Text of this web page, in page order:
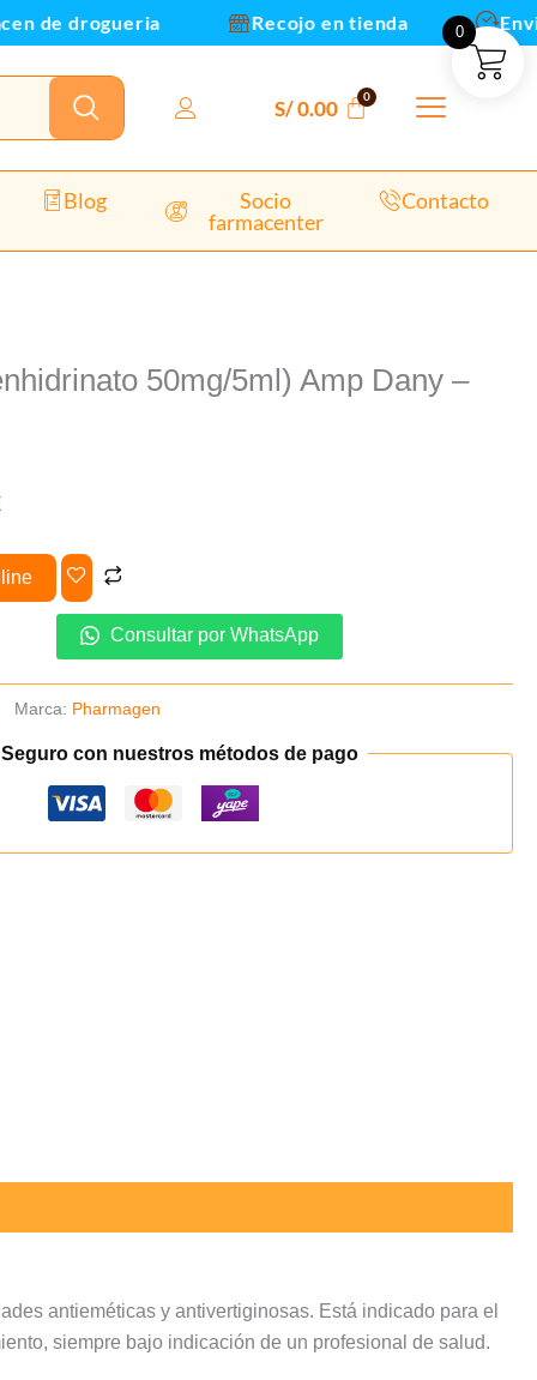
drogueria Recojo en tienda Envios y
S/0.00
Blog
Socio
farmacenter
Contacto
50mg/5ml) Amp Dany –
Consultar por WhatsApp
Marca: Pharmagen
Seguro con nuestros métodos de pago
antieméticas y antivertiginosas. Está indicado para el
siempre bajo indicación de un profesional de salud.
0